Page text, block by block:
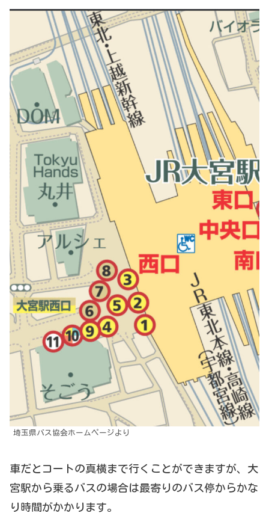
埼玉県バス協会ホームページより
車だとコートの真横まで行くことができますが、大
宮駅から乗るバスの場合は最寄りのバス停からかな
り時間がかかります。